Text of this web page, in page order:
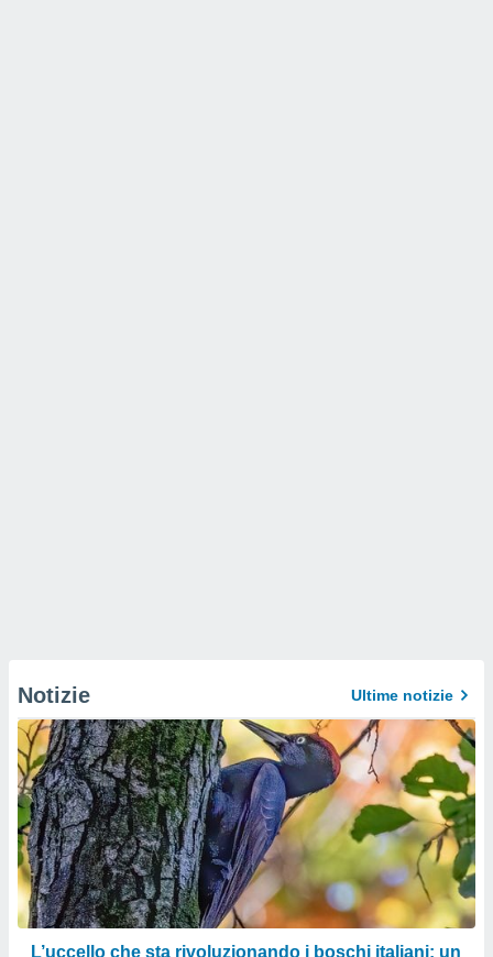
Notizie Ultime notizie
L’uccello che sta rivoluzionando i boschi italiani: un